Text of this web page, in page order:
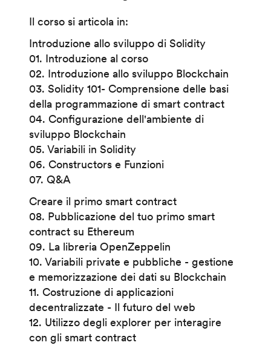
Il corso si articola in:
Introduzione allo sviluppo di Solidity
01. Introduzione al corso
02. Introduzione allo sviluppo Blockchain
03. Solidity 101- Comprensione delle basi
della programmazione di smart contract
04. Configurazione dell'ambiente di
sviluppo Blockchain
05. Variabili in Solidity
06. Constructors e Funzioni
07. Q&A
Creare il primo smart contract
08. Pubblicazione del tuo primo smart
contract su Ethereum
09. La libreria OpenZeppelin
10. Variabili private e pubbliche - gestione
e memorizzazione dei dati su Blockchain
11. Costruzione di applicazioni
decentralizzate - Il futuro del web
12. Utilizzo degli explorer per interagire
con gli smart contract